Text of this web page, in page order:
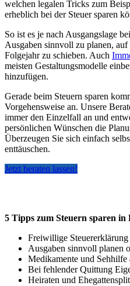
welchen legalen Tricks zum
erheblich bei der Steuer sparen
So ist es je nach Ausgangslage
Ausgaben sinnvoll zu planen, auf
Folgejahr zu schieben. Auch
meisten Gestaltungsmodelle
hinzufügen.
Gerade beim Steuern sparen
Vorgehensweise an. Unsere
immer den Einzelfall an und
persönlichen Wünschen die
Überzeugen Sie sich einfach
enttäuschen.
Jetzt beraten lassen!
5 Tipps zum Steuern sparen in
Freiwillige Steuererklärung
Ausgaben sinnvoll planen
Medikamente und Sehhilfe
Bei fehlender Quittung
Heiraten und